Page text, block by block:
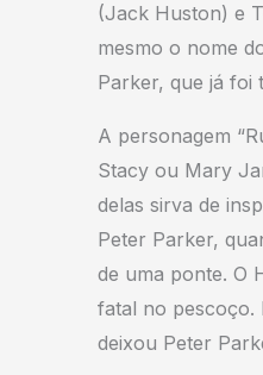
(Jack Huston) e
mesmo o nome
Parker, que já foi
A personagem
Stacy ou Mary
delas sirva de
Peter Parker,
de uma ponte. O
fatal no pescoço.
deixou Peter